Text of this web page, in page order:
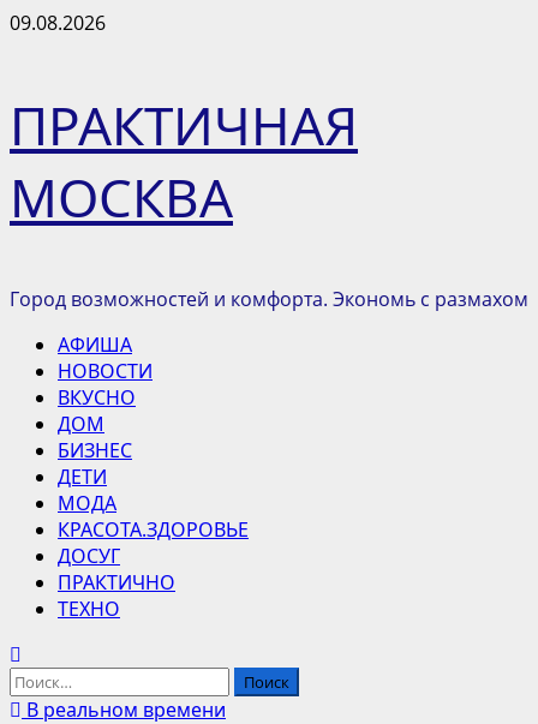
Перейти
09.08.2026
ПРАКТИЧНАЯ
МОСКВА
Город возможностей и комфорта. Экономь с размахом
Основное
меню
АФИША
НОВОСТИ
ВКУСНО
ДОМ
БИЗНЕС
ДЕТИ
МОДА
КРАСОТА.ЗДОРОВЬЕ
ДОСУГ
ПРАКТИЧНО
ТЕХНО
Найти:
В реальном времени